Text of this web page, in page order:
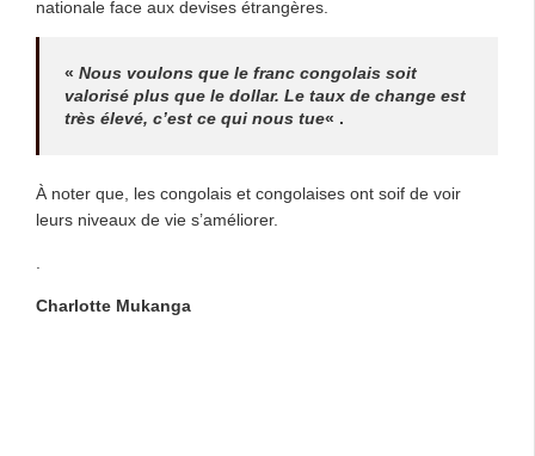
nationale face aux devises étrangères.
« Nous voulons que le franc congolais soit
valorisé plus que le dollar. Le taux de change est
très élevé, c’est ce qui nous tue« .
À noter que, les congolais et congolaises ont soif de voir
leurs niveaux de vie s’améliorer.
Charlotte Mukanga